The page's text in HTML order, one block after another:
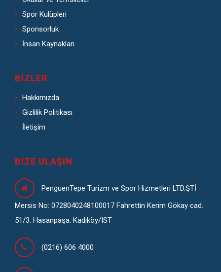
Spor Kulüpleri
Sponsorluk
İnsan Kaynakları
BIZLER
Hakkımızda
Gizlilik Politikası
İletişim
BIZE ULAŞIN
PenguenTepe Turizm ve Spor Hizmetleri LTD.ŞTİ
Mersis No: 0728040248100017 Fahrettin Kerim Gökay cad.
51/3. Hasanpaşa. Kadıköy/IST
(0216) 606 4000